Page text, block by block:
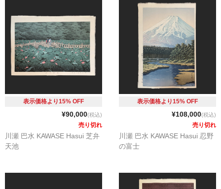
表示価格より15% OFF
¥90,000(税込)
売り切れ
川瀬 巴水 KAWASE Hasui 芝弁
天池
表示価格より15% OFF
¥108,000(税込)
売り切れ
川瀬 巴水 KAWASE Hasui 忍野
の富士